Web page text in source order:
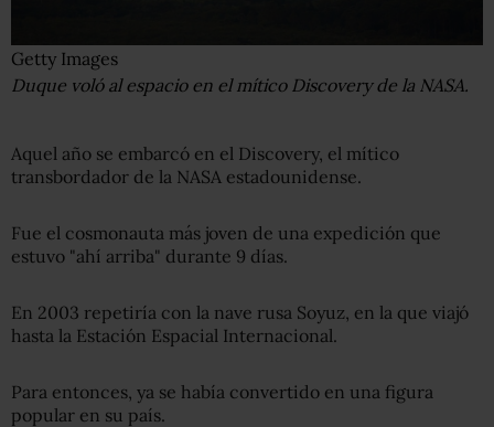
Getty Images
Duque voló al espacio en el mítico Discovery de la NASA.
Aquel año se embarcó en el Discovery, el mítico
transbordador de la NASA estadounidense.
Fue el cosmonauta más joven de una expedición que
estuvo "ahí arriba" durante 9 días.
En 2003 repetiría con la nave rusa Soyuz, en la que viajó
hasta la Estación Espacial Internacional.
Para entonces, ya se había convertido en una figura
popular en su país.